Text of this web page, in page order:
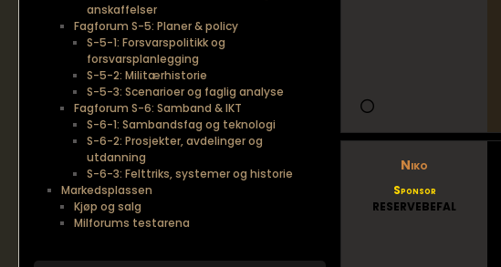
Niko
Sponsor
RESERVEBEFAL
anskaffelser
Fagforum S-5: Planer & policy
S-5-1: Forsvarspolitikk og
forsvarsplanlegging
S-5-2: Militærhistorie
S-5-3: Scenarioer og faglig analyse
Fagforum S-6: Samband & IKT
S-6-1: Sambandsfag og teknologi
S-6-2: Prosjekter, avdelinger og
utdanning
S-6-3: Felttriks, systemer og historie
Markedsplassen
Kjøp og salg
Milforums testarena